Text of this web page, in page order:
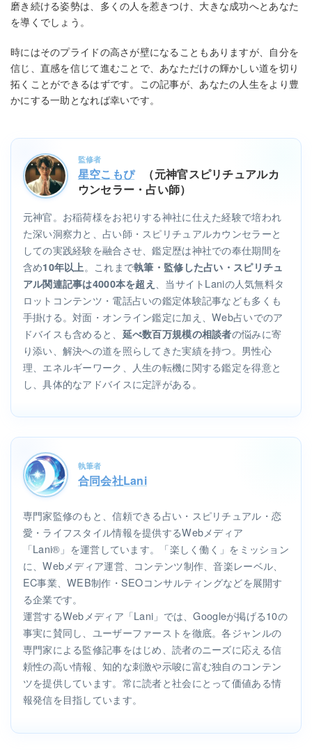
磨き続ける姿勢は、多くの人を惹きつけ、大きな成功へとあなた
を導くでしょう。
時にはそのプライドの高さが壁になることもありますが、自分を
信じ、直感を信じて進むことで、あなただけの輝かしい道を切り
拓くことができるはずです。この記事が、あなたの人生をより豊
かにする一助となれば幸いです。
監修者
星空こもぴ
（元神官スピリチュアルカ
ウンセラー・占い師）
元神官。お稲荷様をお祀りする神社に仕えた経験で培われ
た深い洞察力と、占い師・スピリチュアルカウンセラーと
しての実践経験を融合させ、鑑定歴は神社での奉仕期間を
含め10年以上 。これまで執筆・監修した占い・スピリチュ
アル関連記事は4000本を超え
、当サイトLaniの人気無料タ
ロットコンテンツ・電話占いの鑑定体験記事なども多くも
手掛ける。対面・オンライン鑑定に加え、Web占いでのア
ドバイスも含めると、 延べ数百万規模の相談者の悩みに寄
り添い、解決への道を照らしてきた実績を持つ。男性心
理、エネルギーワーク、人生の転機に関する鑑定を得意と
し、具体的なアドバイスに定評がある。
執筆者
合同会社Lani
専門家監修のもと、信頼できる占い・スピリチュアル・恋
愛・ライフスタイル情報を提供するWebメディア
「Lani®」を運営しています。「楽しく働く」をミッション
に、Webメディア運営、コンテンツ制作、音楽レーベル、
EC事業、WEB制作・SEOコンサルティングなどを展開す
る企業です。
運営するWebメディア「Lani」では、Googleが掲げる10の
事実に賛同し、ユーザーファーストを徹底。各ジャンルの
専門家による監修記事をはじめ、読者のニーズに応える信
頼性の高い情報、知的な刺激や示唆に富む独自のコンテン
ツを提供しています。常に読者と社会にとって価値ある情
報発信を目指しています。